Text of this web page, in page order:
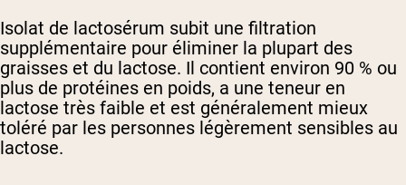
Isolat de lactosérum subit une filtration
supplémentaire pour éliminer la plupart des
graisses et du lactose. Il contient environ 90 % ou
plus de protéines en poids, a une teneur en
lactose très faible et est généralement mieux
toléré par les personnes légèrement sensibles au
lactose.